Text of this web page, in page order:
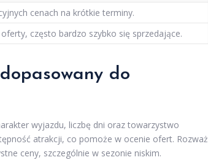
cenach na krótkie terminy.
często bardzo szybko się sprzedające.
do
wyjazdu, liczbę dni oraz towarzystwo
atrakcji, co pomoże w ocenie ofert. Rozważ
ceny, szczególnie w sezonie niskim.